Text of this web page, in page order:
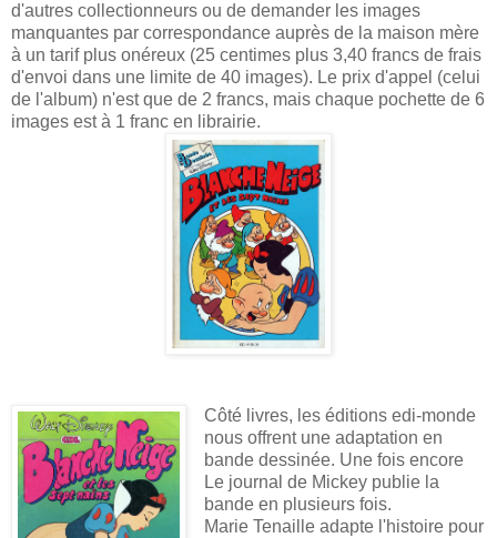
d'autres collectionneurs ou de demander les images
manquantes par correspondance auprès de la maison mère
à un tarif plus onéreux (25 centimes plus 3,40 francs de frais
d'envoi dans une limite de 40 images). Le prix d'appel (celui
de l'album) n'est que de 2 francs, mais chaque pochette de 6
images est à 1 franc en librairie.
Côté livres, les éditions edi-monde
nous offrent une adaptation en
bande dessinée. Une fois encore
Le journal de Mickey publie la
bande en plusieurs fois.
Marie Tenaille adapte l'histoire pour